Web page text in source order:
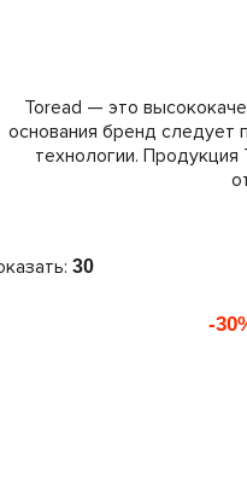
Toread — это
основания бренд следует
технологии.
30
-